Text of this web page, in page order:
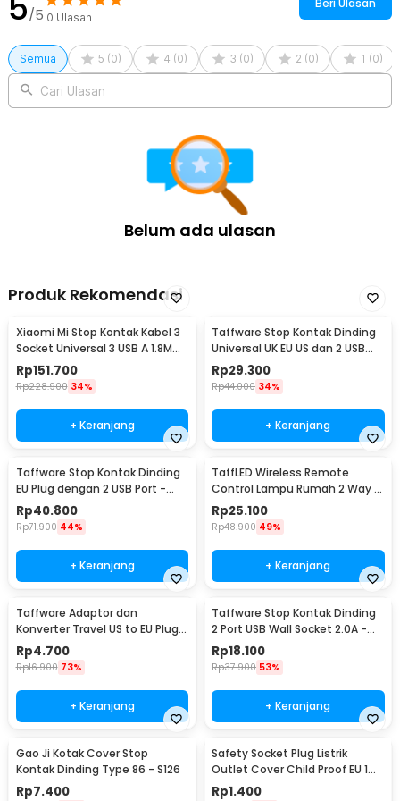
Rincian yang Anda dapatkan untuk pembelian produk ini:
1 x Taffware Stop Kontak Outdoor EU Plug Anti Air IP54 16A 250V
/5 0 Ulasan
Beri Ulasan
Semua 5 (0) 4 (0) 3 (0) 2 (0) 1 (0)
Cari Ulasan
Belum ada ulasan
Produk Rekomendasi
Xiaomi Mi Stop Kontak Kabel 3
Socket Universal 3 USB A 1.8M
250V 2500W - XMCXB01QMN
(ORIGINAL)
Rp151.700
Rp228.900 34%
+ Keranjang
Taffware Stop Kontak Dinding
Universal UK EU US dan 2 USB
Port - ATH1
Rp29.300
Rp44.000 34%
+ Keranjang
Taffware Stop Kontak Dinding
EU Plug dengan 2 USB Port -
SCN2
Rp40.800
Rp71.900 44%
+ Keranjang
TaffLED Wireless Remote
Control Lampu Rumah 2 Way -
YAM802
Rp25.100
Rp48.900 49%
+ Keranjang
Taffware Adaptor dan
Konverter Travel US to EU Plug
10A 250V 1 PCS - WN-20
Rp4.700
Rp16.900 73%
+ Keranjang
Taffware Stop Kontak Dinding
2 Port USB Wall Socket 2.0A -
ES-USB-2
Rp18.100
Rp37.900 53%
+ Keranjang
Gao Ji Kotak Cover Stop
Kontak Dinding Type 86 - S126
Rp7.400
Safety Socket Plug Listrik
Outlet Cover Child Proof EU 1
PCS
Rp1.400